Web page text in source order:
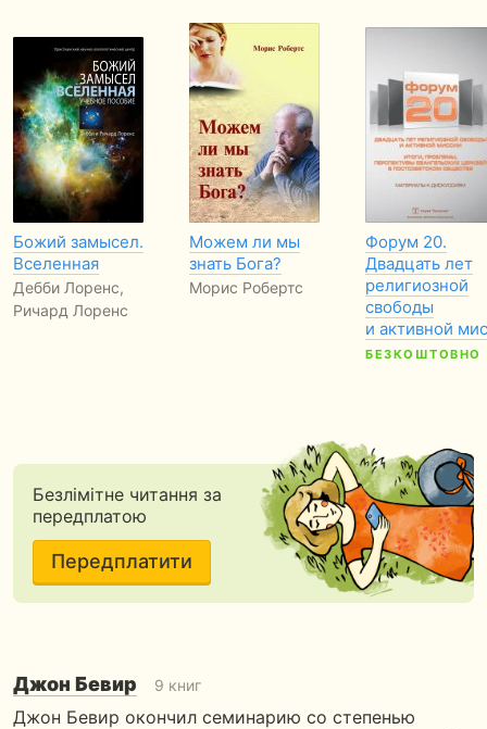
Божий замысел.
Вселенная
Дебби Лоренс,
Ричард Лоренс
Можем ли мы
знать Бога?
Морис Робертс
Форум 20.
Двадцать лет
религиозной
свободы
и активной
БЕЗКОШТОВНО
Безлімітне читання за
передплатою
Передплатити
Джон Бевир 9 книг
Джон Бевир окончил семинарию со степенью